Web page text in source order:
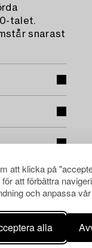
att klicka på
för att förbättra
och anpassa
alla
talet.
snarast